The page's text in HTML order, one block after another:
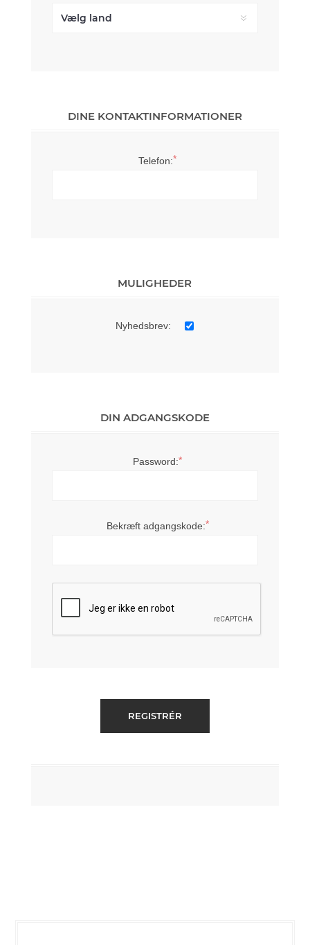
DINE KONTAKTINFORMATIONER
Telefon:*
MULIGHEDER
Nyhedsbrev:
DIN ADGANGSKODE
Password:*
Bekræft adgangskode:*